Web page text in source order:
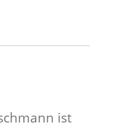
ist